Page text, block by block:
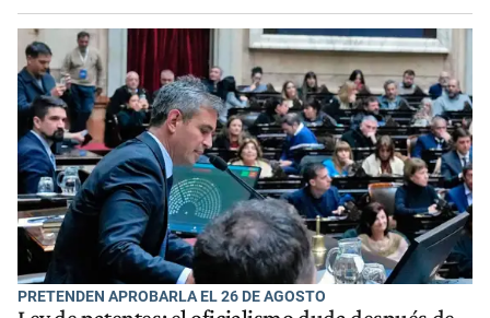
PRETENDEN APROBARLA EL 26 DE AGOSTO